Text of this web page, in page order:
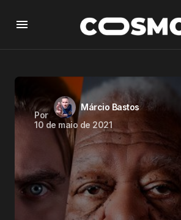
Por
Márcio Bastos
10 de maio de 2021